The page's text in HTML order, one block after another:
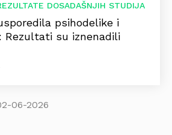
DOSADAŠNJIH STUDIJA
psihodelike i
Rezultati su iznenadili
06-2026